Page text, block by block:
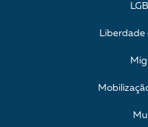
Liberdade